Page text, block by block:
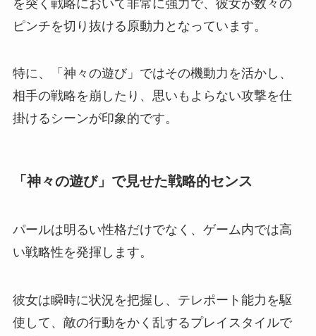
を突く戦略において非常に強力で、彼女が数々の
ピンチを切り抜ける原動力となっています。
特に、「神々の遊び」ではその機動力を活かし、
相手の戦略を崩したり、思いもよらない攻撃を仕
掛けるシーンが印象的です。
「神々の遊び」で見せた戦略的センス
パールは明るい性格だけでなく、ゲーム内では高
い戦略性を発揮します。
彼女は瞬時に状況を把握し、テレポート能力を駆
使して、敵の行動をかく乱するプレイスタイルで